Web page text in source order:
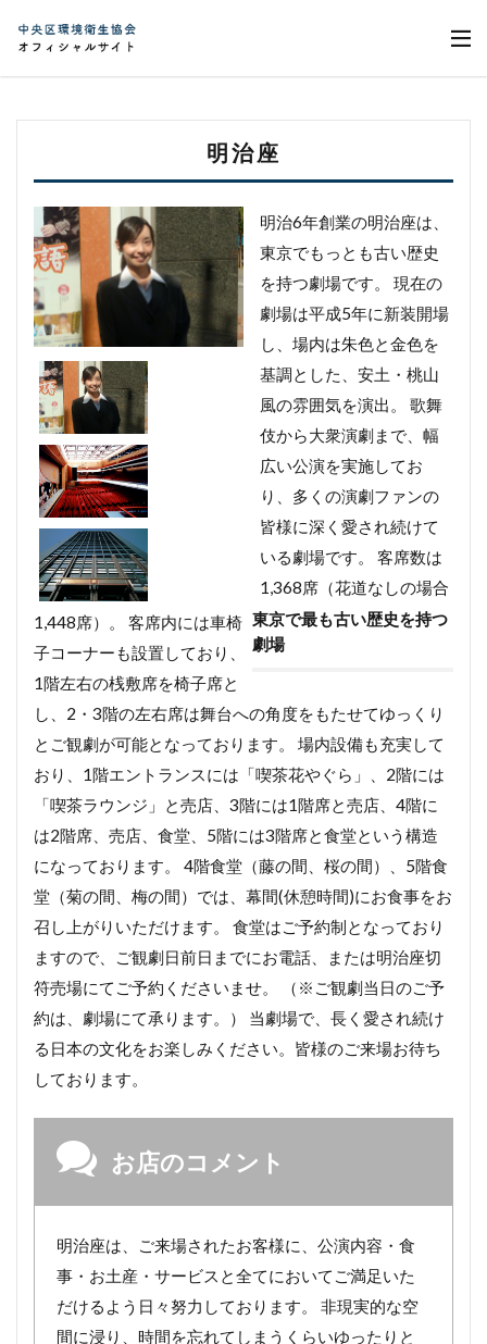
明治座
東京で最も古い歴史を持つ
劇場
明治6年創業の明治座は、
東京でもっとも古い歴史
を持つ劇場です。 現在の
劇場は平成5年に新装開場
し、場内は朱色と金色を
基調とした、安土・桃山
風の雰囲気を演出。 歌舞
伎から大衆演劇まで、幅
広い公演を実施してお
り、多くの演劇ファンの
皆様に深く愛され続けて
いる劇場です。 客席数は
1,368席（花道なしの場合
1,448席）。 客席内には車椅
子コーナーも設置しており、
1階左右の桟敷席を椅子席と
し、2・3階の左右席は舞台への角度をもたせてゆっくり
とご観劇が可能となっております。 場内設備も充実して
おり、1階エントランスには「喫茶花やぐら」、2階には
「喫茶ラウンジ」と売店、3階には1階席と売店、4階に
は2階席、売店、食堂、5階には3階席と食堂という構造
になっております。 4階食堂（藤の間、桜の間）、5階食
堂（菊の間、梅の間）では、幕間(休憩時間)にお食事をお
召し上がりいただけます。 食堂はご予約制となっており
ますので、ご観劇日前日までにお電話、または明治座切
符売場にてご予約くださいませ。 （※ご観劇当日のご予
約は、劇場にて承ります。） 当劇場で、長く愛され続け
る日本の文化をお楽しみください。皆様のご来場お待ち
しております。
お店のコメント
明治座は、ご来場されたお客様に、公演内容・食
事・お土産・サービスと全てにおいてご満足いた
だけるよう日々努力しております。 非現実的な空
間に浸り、時間を忘れてしまうくらいゆったりと